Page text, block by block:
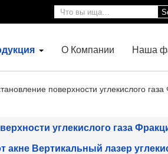
О Компании Наша
поверхности углекислого
углекислого газа
акне Вертикальный лазер